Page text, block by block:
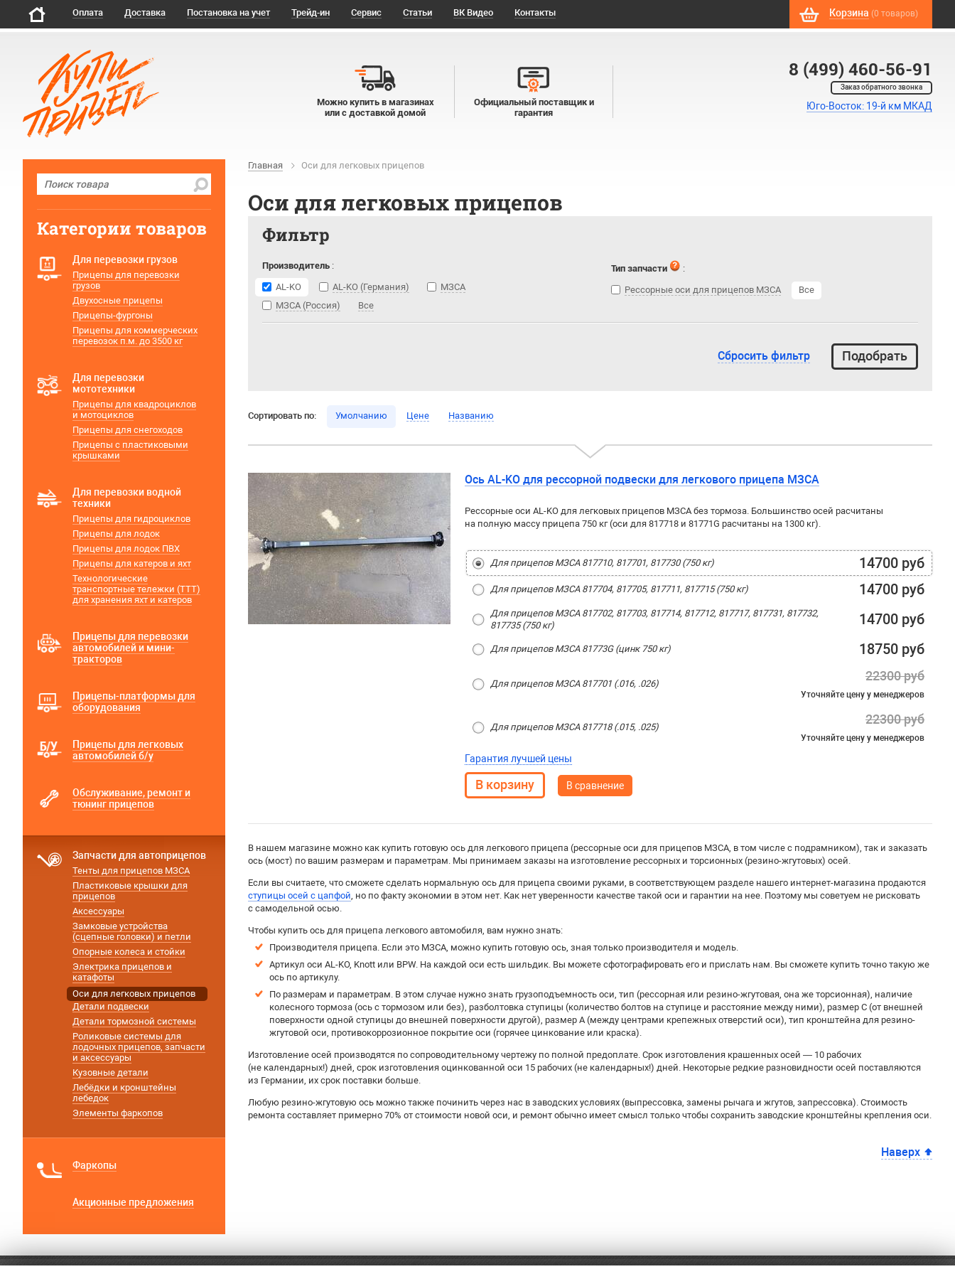
Оплата Доставка Постановка на учет Трейд-ин Сервис Статьи ВК Видео Контакты Корзина (0 товаров)
8 (499) 460-56-91
Заказ обратного звонка
Юго-Восток: 19-й км МКАД
Можно купить в магазинах
или с доставкой домой
Официальный поставщик и
гарантия
Главная Оси для легковых прицепов
Оси для легковых прицепов
Фильтр
Производитель :
AL-KO
AL-KO (Германия)
МЗСА
МЗСА (Россия)
Все
Тип запчасти
:
Рессорные оси для прицепов МЗСА
Все
Сбросить фильтр
Сортировать по: Умолчанию Цене Названию
Ось AL-KO для рессорной подвески для легкового прицепа МЗСА
Рессорные оси AL-KO для легковых прицепов МЗСА без тормоза. Большинство осей расчитаны
на полную массу прицепа 750 кг (оси для 817718 и 81771G расчитаны на 1300 кг).
Для прицепов МЗСА 817710, 817701, 817730 (750 кг) 14700 руб
Для прицепов МЗСА 817704, 817705, 817711, 817715 (750 кг) 14700 руб
Для прицепов МЗСА 817702, 817703, 817714, 817712, 817717, 817731, 817732,
817735 (750 кг)
14700 руб
Для прицепов МЗСА 81773G (цинк 750 кг) 18750 руб
Для прицепов МЗСА 817701 (.016, .026)
22300 руб
Уточняйте цену у менеджеров
Для прицепов МЗСА 817718 (.015, .025)
22300 руб
Уточняйте цену у менеджеров
Гарантия лучшей цены
В сравнение
В нашем магазине можно как купить готовую ось для легкового прицепа (рессорные оси для прицепов МЗСА, в том числе с подрамником), так и заказать
ось (мост) по вашим размерам и параметрам. Мы принимаем заказы на изготовление рессорных и торсионных (резино-жгутовых) осей.
Если вы считаете, что сможете сделать нормальную ось для прицепа своими руками, в соответствующем разделе нашего интернет-магазина продаются
ступицы осей с цапфой, но по факту экономии в этом нет. Как нет уверенности качестве такой оси и гарантии на нее. Поэтому мы советуем не рисковать
с самодельной осью.
Чтобы купить ось для прицепа легкового автомобиля, вам нужно знать:
Производителя прицепа. Если это МЗСА, можно купить готовую ось, зная только производителя и модель.
Артикул оси AL-KO, Knott или BPW. На каждой оси есть шильдик. Вы можете сфотографировать его и прислать нам. Вы сможете купить точно такую же
ось по артикулу.
По размерам и параметрам. В этом случае нужно знать грузоподъемность оси, тип (рессорная или резино-жгутовая, она же торсионная), наличие
колесного тормоза (ось с тормозом или без), разболтовка ступицы (количество болтов на ступице и расстояние между ними), размер С (от внешней
поверхности одной ступицы до внешней поверхности другой), размер А (между центрами крепежных отверстий оси), тип кронштейна для резино-
жгутовой оси, противокоррозионное покрытие оси (горячее цинкование или краска).
Изготовление осей производятся по сопроводительному чертежу по полной предоплате. Срок изготовления крашенных осей — 10 рабочих
(не календарных!) дней, срок изготовления оцинкованной оси 15 рабочих (не календарных!) дней. Некоторые редкие разновидности осей поставляются
из Германии, их срок поставки больше.
Любую резино-жгутовую ось можно также починить через нас в заводских условиях (выпрессовка, замены рычага и жгутов, запрессовка). Стоимость
ремонта составляет примерно 70% от стоимости новой оси, и ремонт обычно имеет смысл только чтобы сохранить заводские кронштейны крепления оси.
Наверх
Категории товаров
Для перевозки грузов
Прицепы для перевозки
грузов
Двухосные прицепы
Прицепы-фургоны
Прицепы для коммерческих
перевозок п.м. до 3500 кг
Для перевозки
мототехники
Прицепы для квадроциклов
и мотоциклов
Прицепы для снегоходов
Прицепы с пластиковыми
крышками
Для перевозки водной
техники
Прицепы для гидроциклов
Прицепы для лодок
Прицепы для лодок ПВХ
Прицепы для катеров и яхт
Технологические
транспортные тележки (ТТТ)
для хранения яхт и катеров
Прицепы для перевозки
автомобилей и мини-
тракторов
Прицепы-платформы для
оборудования
Прицепы для легковых
автомобилей б/у
Обслуживание, ремонт и
тюнинг прицепов
Запчасти для автоприцепов
Тенты для прицепов МЗСА
Пластиковые крышки для
прицепов
Аксессуары
Замковые устройства
(сцепные головки) и петли
Опорные колеса и стойки
Электрика прицепов и
катафоты
Оси для легковых прицепов
Детали подвески
Детали тормозной системы
Роликовые системы для
лодочных прицепов, запчасти
и аксессуары
Кузовные детали
Лебёдки и кронштейны
лебедок
Элементы фаркопов
Фаркопы
Акционные предложения